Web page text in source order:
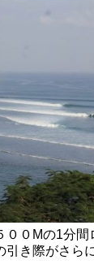
００Mの1分
引き際がさら